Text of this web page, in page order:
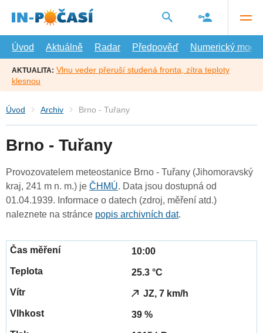
hlavní
Úvod
Aktuálně Radar Předpověď Numerický model
AKTUALITA: Vlnu veder přeruší studená fronta, zítra teploty
klesnou
Úvod Archiv Brno - Tuřany
Brno - Tuřany
Provozovatelem meteostanice Brno - Tuřany (Jihomoravský
kraj, 241 m n. m.) je ČHMÚ. Data jsou dostupná od
01.04.1939. Informace o datech (zdroj, měření atd.)
naleznete na stránce popis archivních dat.
10:00
25.3 °C
JZ, 7 km/h
39 %